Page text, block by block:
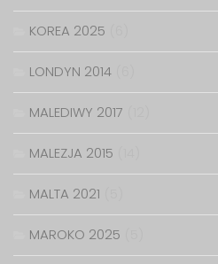
KOREA 2025
LONDYN 2014
MALEDIWY 2017
MALEZJA 2015
MALTA 2021
MAROKO 2025